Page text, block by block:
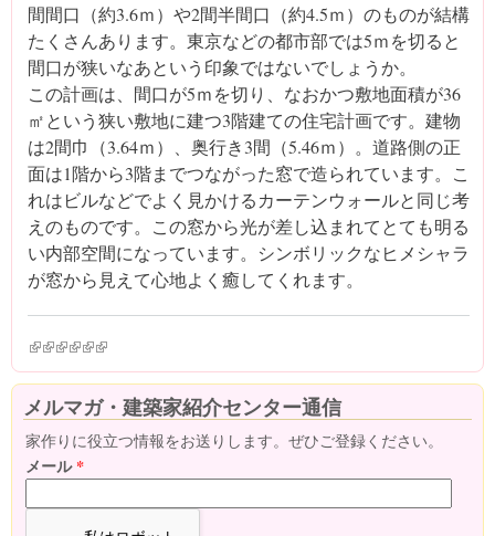
間間口（約3.6ｍ）や2間半間口（約4.5ｍ）のものが結構
たくさんあります。東京などの都市部では5ｍを切ると
間口が狭いなあという印象ではないでしょうか。
この計画は、間口が5ｍを切り、なおかつ敷地面積が36
㎡という狭い敷地に建つ3階建ての住宅計画です。建物
は2間巾（3.64ｍ）、奥行き3間（5.46ｍ）。道路側の正
面は1階から3階までつながった窓で造られています。こ
れはビルなどでよく見かけるカーテンウォールと同じ考
えのものです。この窓から光が差し込まれてとても明る
い内部空間になっています。シンボリックなヒメシャラ
が窓から見えて心地よく癒してくれます。
(link is external)
(link is external)
(link is external)
(link is external)
(link is external)
(link is external)
メルマガ・建築家紹介センター通信
家作りに役立つ情報をお送りします。ぜひご登録ください。
メール*